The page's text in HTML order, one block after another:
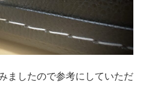
ましたので参考にしていただ